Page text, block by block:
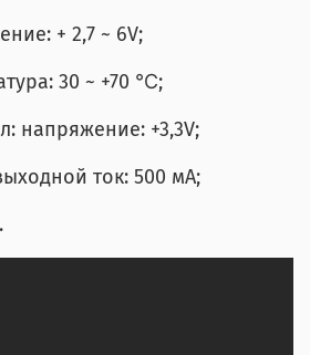
+ 2,7 ~ 6V;
30 ~ +70 ℃;
напряжение: +3,3V;
ток: 500 мА;